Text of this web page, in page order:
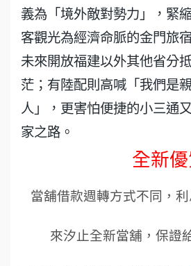
義為「境外敵對勢力」，緊
客觀光為經濟命脈的金門旅
未來開放福建以外其他省分
茫；有陸配則高喊「我們是
人」，更害怕便捷的小三通
家之
全新
當舖借款週轉方式不同，利
來汐止全新當舖，保證